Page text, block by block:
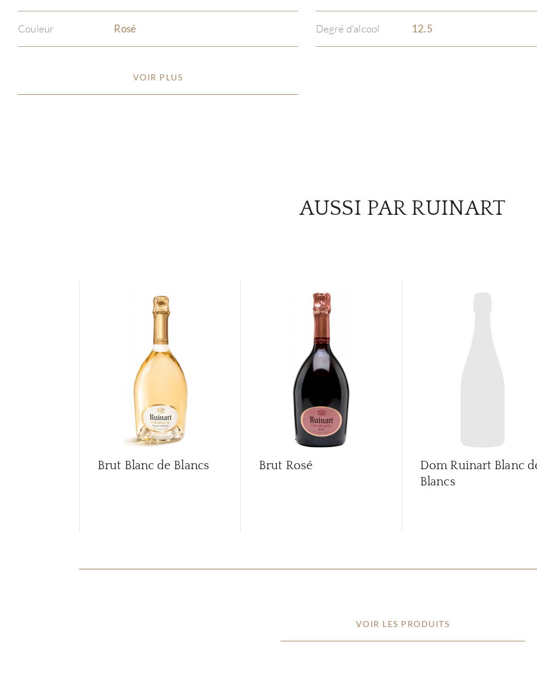
Couleur Rosé Degré d'alcool 12.5
VOIR PLUS
AUSSI PAR RUINART
Brut Blanc de Blancs Brut Rosé
Dom Ruinart Blanc
Blancs
VOIR LES PRODUITS